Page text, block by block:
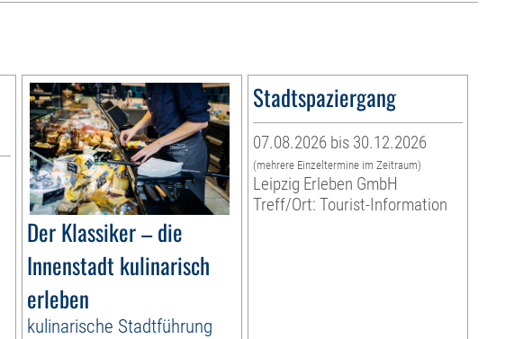
Der Klassiker – die
Innenstadt kulinarisch
erleben
kulinarische Stadtführung
Stadtspaziergang
07.08.2026 bis 30.12.2026
(mehrere Einzeltermine im Zeitraum)
Leipzig Erleben GmbH
Treff/Ort: Tourist-Information